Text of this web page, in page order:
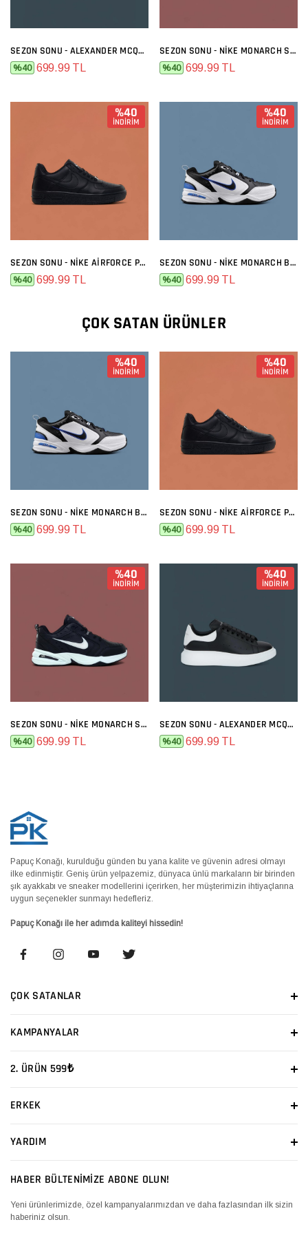
SEZON SONU - ALEXANDER MCQUEEN SIYAH BEYAZ
%40 699.99 TL
SEZON SONU - NIKE MONARCH SIYAH BEYAZ
%40 699.99 TL
%40
İNDİRİM
SEZON SONU - NIKE AIRFORCE PREMIUM SIYAH
%40 699.99 TL
%40
İNDİRİM
SEZON SONU - NIKE MONARCH BEYAZ LACI
%40 699.99 TL
ÇOK SATAN ÜRÜNLER
%40
İNDİRİM
SEZON SONU - NIKE MONARCH BEYAZ LACI
%40 699.99 TL
%40
İNDİRİM
SEZON SONU - NIKE AIRFORCE PREMIUM SIYAH
%40 699.99 TL
%40
İNDİRİM
SEZON SONU - NIKE MONARCH SIYAH BEYAZ
%40 699.99 TL
%40
İNDİRİM
SEZON SONU - ALEXANDER MCQUEEN SIYAH BEYAZ
%40 699.99 TL
Papuç Konağı, kurulduğu günden bu yana kalite ve güvenin adresi olmayı
ilke edinmiştir. Geniş ürün yelpazemiz, dünyaca ünlü markaların bir birinden
şık ayakkabı ve sneaker modellerini içerirken, her müşterimizin ihtiyaçlarına
uygun seçenekler sunmayı hedefleriz.
Papuç Konağı ile her adımda kaliteyi hissedin!
ÇOK SATANLAR
KAMPANYALAR
2. ÜRÜN 599₺
ERKEK
YARDIM
HABER BÜLTENİMİZE ABONE OLUN!
Yeni ürünlerimizde, özel kampanyalarımızdan ve daha fazlasından ilk sizin
haberiniz olsun.